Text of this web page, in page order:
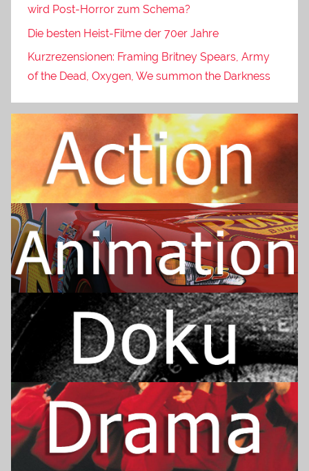
wird Post-Horror zum Schema?
Die besten Heist-Filme der 70er Jahre
Kurzrezensionen: Framing Britney Spears, Army
of the Dead, Oxygen, We summon the Darkness